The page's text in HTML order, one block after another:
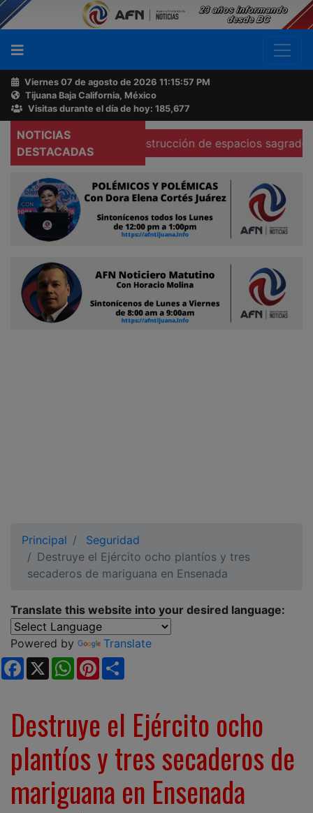
Viernes 07 de agosto de 2026 11:15:58 PM
Tijuana Baja California, México
Visitas durante el día de hoy: 185,677
NOTICIAS
DESTACADAS
atención a destrucción de espacios sagrados en
Principal
Seguridad
Destruye el Ejército ocho plantíos y tres
secaderos de mariguana en Ensenada
Translate this website into your desired language:
Powered by
Translate
Facebook
X WhatsApp
Pinterest
Destruye el Ejército ocho
plantíos y tres secaderos de
mariguana en Ensenada
Buscador
Acerca
de
AFN
Ventas
Contacto
Reportero
Ciudadano